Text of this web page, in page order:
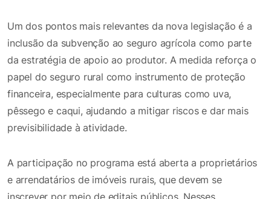
Um dos pontos mais relevantes da nova legislação é a
inclusão da subvenção ao seguro agrícola como parte
da estratégia de apoio ao produtor. A medida reforça o
papel do seguro rural como instrumento de proteção
financeira, especialmente para culturas como uva,
pêssego e caqui, ajudando a mitigar riscos e dar mais
previsibilidade à atividade.
A participação no programa está aberta a proprietários
e arrendatários de imóveis rurais, que devem se
inscrever por meio de editais públicos. Nesses